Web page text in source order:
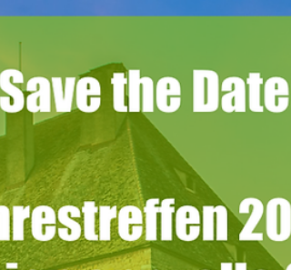
Il 21 gennaio 2026, il comando della
formazione d'addestramento di fanteria
passato dal brigadiere Peter
al colonnello di Stato maggiore Marc
Schibli (promosso brigadiere il 1°
2026).